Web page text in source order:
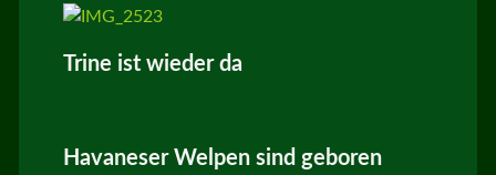
Trine ist wieder da
Havaneser Welpen sind geboren